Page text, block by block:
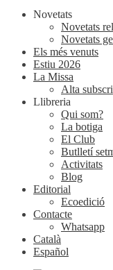
Novetats
Novetats
Novetats
Els més venuts
Estiu 2026
La Missa
Alta
Llibreria
Qui som?
La botiga
El Club
Butlletí
Activitats
Blog
Editorial
Ecoedició
Contacte
Whatsapp
Català
Español